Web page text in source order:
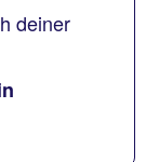
deiner